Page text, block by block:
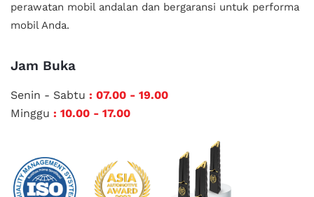
perawatan mobil andalan dan bergaransi untuk performa
mobil Anda.
Jam Buka
Senin - Sabtu : 07.00 - 19.00
Minggu : 10.00 - 17.00